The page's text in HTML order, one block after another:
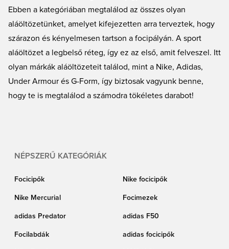
Ebben a kategóriában megtalálod az összes olyan
aláöltözetünket, amelyet kifejezetten arra terveztek, hogy
szárazon és kényelmesen tartson a focipályán. A sport
aláöltözet a legbelső réteg, így ez az első, amit felveszel. Itt
olyan márkák aláöltözeteit találod, mint a Nike, Adidas,
Under Armour és G-Form, így biztosak vagyunk benne,
hogy te is megtalálod a számodra tökéletes darabot!
NÉPSZERŰ KATEGÓRIÁK
Focicipők Nike focicipők
Nike Mercurial Focimezek
adidas Predator adidas F50
Focilabdák adidas focicipők